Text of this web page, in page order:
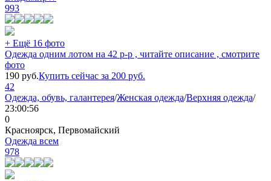
993
+ Ещё 16 фото
Одежда одним лотом на 42 р-р , читайте описание , смотрите
фото
190 руб.Купить сейчас за 200 руб.
42
Одежда, обувь, галантерея/Женская одежда/Верхняя одежда/
23:00:56
0
Красноярск, Первомайский
Одежда всем
978